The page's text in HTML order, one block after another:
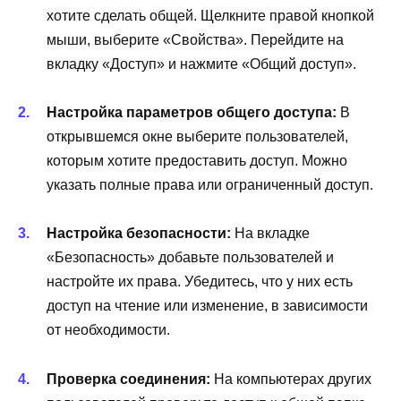
хотите сделать общей. Щелкните правой кнопкой
мыши, выберите «Свойства». Перейдите на
вкладку «Доступ» и нажмите «Общий доступ».
Настройка параметров общего доступа: В
открывшемся окне выберите пользователей,
которым хотите предоставить доступ. Можно
указать полные права или ограниченный доступ.
Настройка безопасности: На вкладке
«Безопасность» добавьте пользователей и
настройте их права. Убедитесь, что у них есть
доступ на чтение или изменение, в зависимости
от необходимости.
Проверка соединения: На компьютерах других